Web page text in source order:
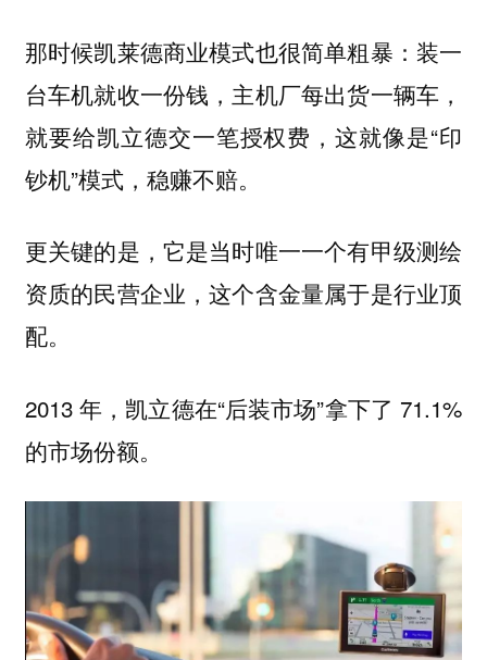
那时候凯莱德商业模式也很简单粗暴：装一
台车机就收一份钱，主机厂每出货一辆车，
就要给凯立德交一笔授权费，这就像是“印
钞机”模式，稳赚不赔。
更关键的是，它是当时唯一一个有甲级测绘
资质的民营企业，这个含金量属于是行业顶
配。
2013 年，凯立德在“后装市场”拿下了 71.1%
的市场份额。